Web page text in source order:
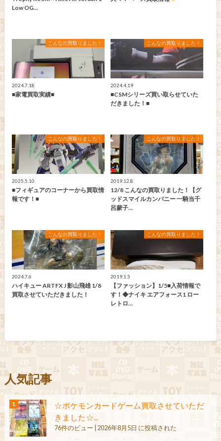
Low OG…
こんなの買取りました！
2024.7.18
■家電買取実績■
こんなの買取りました！
2024.4.19
■CSMシリーズ買い取らせていた
だきました！■
こんなの買取りました！
2025.5.10
■フィギュアのコーナーから買取情
報です！■
こんなの買取りました！
2019.12.8
12/8 こんなの買取りました！【グ
ッドスマイルカンパニー 一騎当千
呂蒙子…
こんなの買取りました！
2024.7.6
ハイキュー ARTFX J 影山飛雄 1/8
買取させていただきました！
こんなの買取りました！
2019.1.5
【ファッション】1/5■入荷情報で
す！◆ナイキ エアフォース1 ロー
レトロ…
人気記事
☆ポケモンカードゲーム買取させていただ
きました☆...
76件のビュー 2026年8月5日 に投稿された